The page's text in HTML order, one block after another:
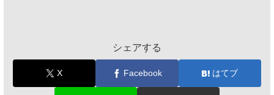
シェアする
X Facebook はてブ